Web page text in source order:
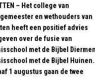
– Het college van
en wethouders van
heeft een positief advies
over de fusie van
met de Bijbel
met de Bijbel Huinen.
1 augustus gaan de twee